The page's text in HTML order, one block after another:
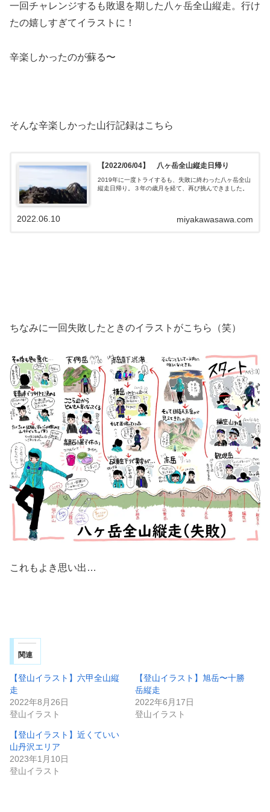
一回チャレンジするも敗退を期した八ヶ岳全山縦走。行け
たの嬉しすぎてイラストに！
辛楽しかったのが蘇る〜
そんな辛楽しかった山行記録はこちら
【2022/06/04】 八ヶ岳全山縦走日帰り
2019年に一度トライするも、失敗に終わった八ヶ岳全山
縦走日帰り。３年の歳月を経て、再び挑んできました。
miyakawasawa.com
2022.06.10
ちなみに一回失敗したときのイラストがこちら（笑）
これもよき思い出…
関連
【登山イラスト】六甲全山縦
走
2022年8月26日
登山イラスト
【登山イラスト】旭岳〜十勝
岳縦走
2022年6月17日
登山イラスト
【登山イラスト】近くていい
山丹沢エリア
2023年1月10日
登山イラスト